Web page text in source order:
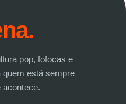
pop, fofocas e
quem está sempre
acontece.